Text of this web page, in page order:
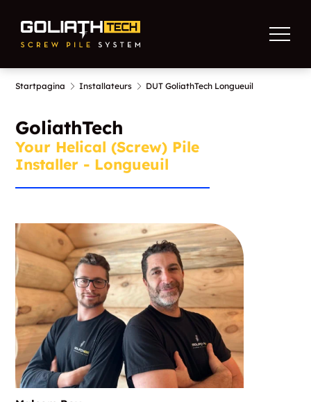
Startpagina Installateurs DUT GoliathTech Longueuil
GoliathTech
Your Helical (Screw) Pile
Installer - Longueuil